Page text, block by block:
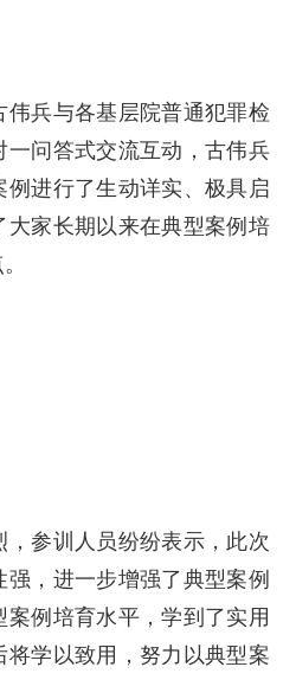
兵与各基层院普通犯罪检
问答式交流互动，古伟兵
进行了生动详实、极具启
家长期以来在典型案例培
参训人员纷纷表示，此次
，进一步增强了典型案例
例培育水平，学到了实用
学以致用，努力以典型案